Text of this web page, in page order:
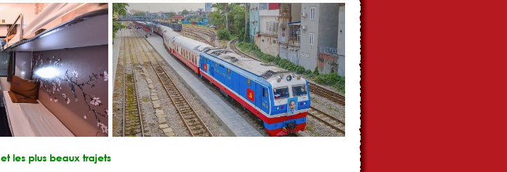
les plus beaux trajets